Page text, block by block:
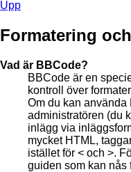
Upp
Formatering
Vad är BBCode?
BBCode är en
kontroll över
Om du kan
administratören (du
inlägg via
mycket HTML,
istället för < och >.
guiden som kan nås